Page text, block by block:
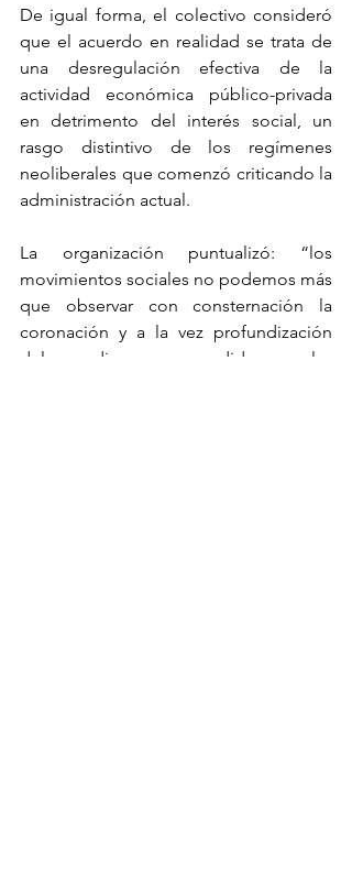
De igual forma, el colectivo consideró
que el acuerdo en realidad se trata de
una desregulación efectiva de la
actividad económica público-privada
en detrimento del interés social, un
rasgo distintivo de los regímenes
neoliberales que comenzó criticando la
administración actual.
La organización puntualizó: “los
movimientos sociales no podemos más
que observar con consternación la
coronación y a la vez profundización
del paradigma emprendido por las